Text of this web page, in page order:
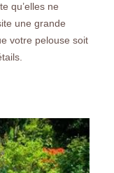
qu’elles ne
une grande
votre pelouse soit